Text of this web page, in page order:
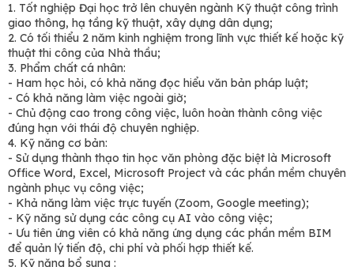
1. Tốt nghiệp Đại học trở lên chuyên ngành Kỹ thuật công trình
giao thông, hạ tầng kỹ thuật, xây dựng dân dụng;
2. Có tối thiểu 2 năm kinh nghiệm trong lĩnh vực thiết kế hoặc kỹ
thuật thi công của Nhà thầu;
3. Phẩm chất cá nhân:
- Ham học hỏi, có khả năng đọc hiểu văn bản pháp luật;
- Có khả năng làm việc ngoài giờ;
- Chủ động cao trong công việc, luôn hoàn thành công việc
đúng hạn với thái độ chuyên nghiệp.
4. Kỹ năng cơ bản:
- Sử dụng thành thạo tin học văn phòng đặc biệt là Microsoft
Office Word, Excel, Microsoft Project và các phần mềm chuyên
ngành phục vụ công việc;
- Khả năng làm việc trực tuyến (Zoom, Google meeting);
- Kỹ năng sử dụng các công cụ AI vào công việc;
- Ưu tiên ứng viên có khả năng ứng dụng các phần mềm BIM
để quản lý tiến độ, chi phí và phối hợp thiết kế.
5. Kỹ năng bổ sung :